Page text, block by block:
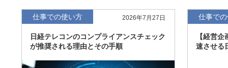
績の市場動向を速報
度の予想を実施
仕事での使い方 2026年7月27日
日経テレコンのコンプライアンスチェック
が推奨される理由とその手順
仕事で
【経営
速させる